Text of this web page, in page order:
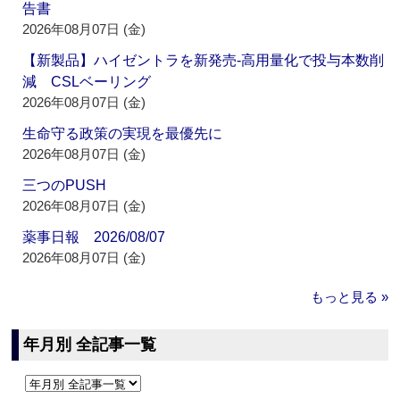
告書
2026年08月07日 (金)
【新製品】ハイゼントラを新発売‐高用量化で投与本数削
減 CSLベーリング
2026年08月07日 (金)
生命守る政策の実現を最優先に
2026年08月07日 (金)
三つのPUSH
2026年08月07日 (金)
薬事日報 2026/08/07
2026年08月07日 (金)
もっと見る »
年月別 全記事一覧